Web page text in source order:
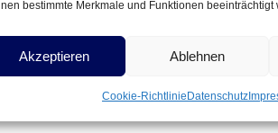
bestimmte Merkmale und Funktionen beeinträchtigt
Akzeptieren Ablehnen
Cookie-Richtlinie Datenschutz